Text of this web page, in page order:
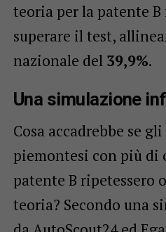
teoria per la patente
superare il test,
nazionale del 39,9%.
Una simulazione
Cosa accadrebbe se
piemontesi con più di
patente B ripetessero
teoria? Secondo una